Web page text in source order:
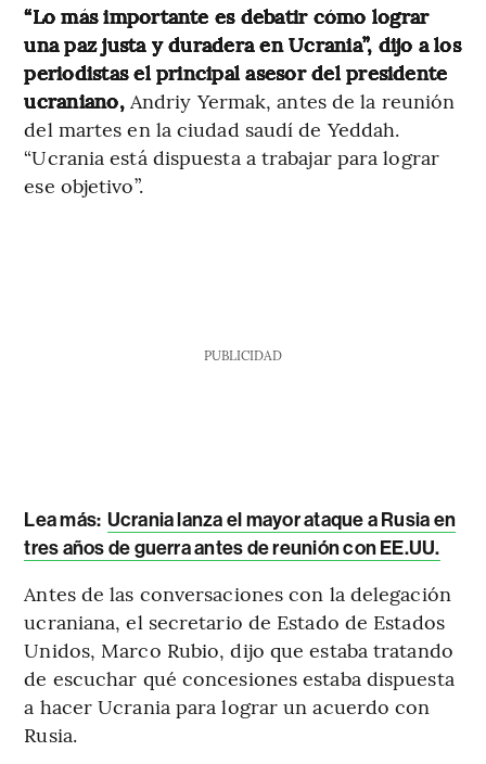
“Lo más importante es debatir cómo lograr
una paz justa y duradera en Ucrania”, dijo a los
periodistas el principal asesor del presidente
ucraniano,Andriy Yermak, antes de la reunión
del martes en la ciudad saudí de Yeddah.
“Ucrania está dispuesta a trabajar para lograr
ese objetivo”.
PUBLICIDAD
Lea más: Ucrania lanza el mayor ataque a Rusia en
tres años de guerra antes de reunión con EE.UU.
Antes de las conversaciones con la delegación
ucraniana, el secretario de Estado de Estados
Unidos, Marco Rubio, dijo que estaba tratando
de escuchar qué concesiones estaba dispuesta
a hacer Ucrania para lograr un acuerdo con
Rusia.